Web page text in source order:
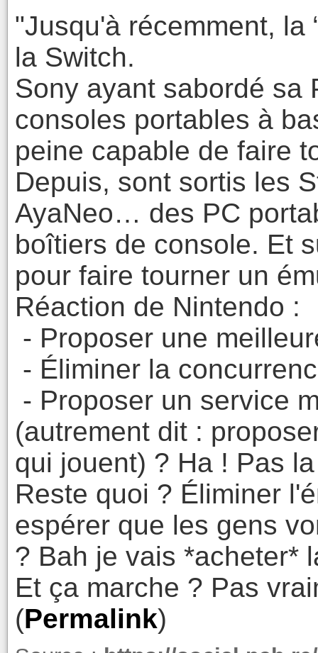
"Jusqu'à récemment, la
la Switch.
Sony ayant sabordé sa
consoles portables à
peine capable de faire
Depuis, sont sortis les
AyaNeo… des PC
boîtiers de console. Et
pour faire tourner un
Réaction de Nintendo :
- Proposer une
- Éliminer la
- Proposer un service
(autrement dit :
qui jouent) ? Ha ! Pas
Reste quoi ? Éliminer
espérer que les gens
? Bah je vais *acheter*
Et ça marche ? Pas
(Permalink)